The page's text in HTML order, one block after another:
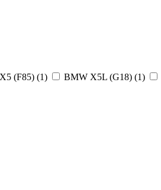
(F85) (1) BMW X5L (G18) (1)